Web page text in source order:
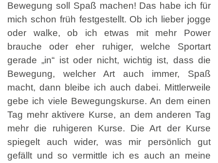
Bewegung soll Spaß machen! Das habe ich für
mich schon früh festgestellt. Ob ich lieber jogge
oder walke, ob ich etwas mit mehr Power
brauche oder eher ruhiger, welche Sportart
gerade „in“ ist oder nicht, wichtig ist, dass die
Bewegung, welcher Art auch immer, Spaß
macht, dann bleibe ich auch dabei. Mittlerweile
gebe ich viele Bewegungskurse. An dem einen
Tag mehr aktivere Kurse, an dem anderen Tag
mehr die ruhigeren Kurse. Die Art der Kurse
spiegelt auch wider, was mir persönlich gut
gefällt und so vermittle ich es auch an meine